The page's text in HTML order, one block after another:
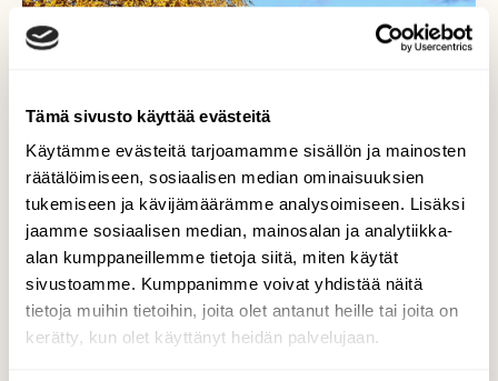
Tämä sivusto käyttää evästeitä
Käytämme evästeitä tarjoamamme sisällön ja mainosten
räätälöimiseen, sosiaalisen median ominaisuuksien
tukemiseen ja kävijämäärämme analysoimiseen. Lisäksi
jaamme sosiaalisen median, mainosalan ja analytiikka-
alan kumppaneillemme tietoja siitä, miten käytät
sivustoamme. Kumppanimme voivat yhdistää näitä
tietoja muihin tietoihin, joita olet antanut heille tai joita on
kerätty, kun olet käyttänyt heidän palvelujaan.
Syksyistä Oulujokivartta
15.10. oli kaunis päivä Oulujokivarressa,
monet puut vielä ruskan väreissä.